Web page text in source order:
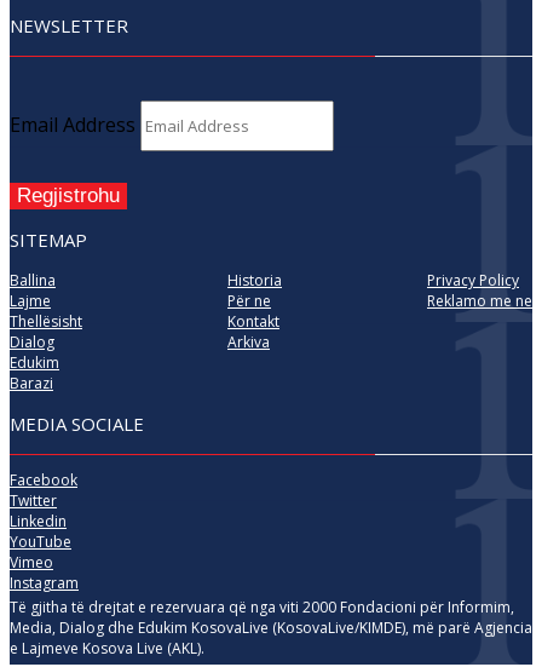
NEWSLETTER
Email Address
Regjistrohu
SITEMAP
Ballina
Lajme
Thellësisht
Dialog
Edukim
Barazi
Historia
Për ne
Kontakt
Arkiva
Privacy Policy
Reklamo me ne
MEDIA SOCIALE
Facebook
Twitter
Linkedin
YouTube
Vimeo
Instagram
Të gjitha të drejtat e rezervuara që nga viti 2000 Fondacioni për Informim,
Media, Dialog dhe Edukim KosovaLive (KosovaLive/KIMDE), më parë Agjencia
e Lajmeve Kosova Live (AKL).